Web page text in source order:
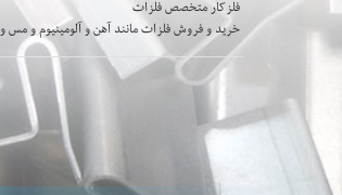
فلزکار متخصص فلزات
خرید و فروش فلزات مانند آهن و آلومینیوم و